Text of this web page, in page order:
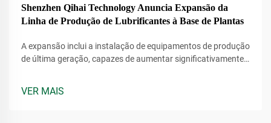
Shenzhen Qihai Technology Anuncia Expansão da
Linha de Produção de Lubrificantes à Base de Plantas
A expansão inclui a instalação de equipamentos de produção
de última geração, capazes de aumentar significativamente
tornando-os uma alternativa mais consciente
VER MAIS